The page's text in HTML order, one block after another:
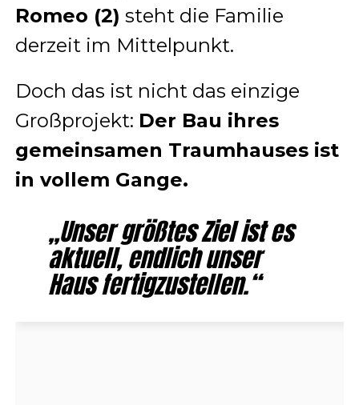
Romeo (2) steht die Familie
derzeit im Mittelpunkt.
Doch das ist nicht das einzige
Großprojekt: Der Bau ihres
gemeinsamen Traumhauses ist
in vollem Gange.
„Unser größtes Ziel ist es
aktuell, endlich unser
Haus fertigzustellen.“